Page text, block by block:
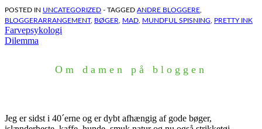
POSTED IN UNCATEGORIZED - TAGGED ANDRE BLOGGERE
BLOGGERARRANGEMENT, BØGER MAD MUNDFUL SPISNING PRETTY INK
Indlægsnavigation
Farvepsykologi
Dilemma
Om damen på bloggen
Jeg er sidst i 40´erne og er dybt afhængig af gode bøger,